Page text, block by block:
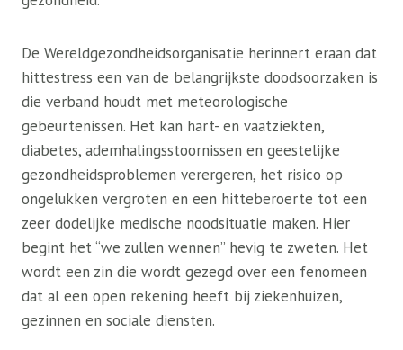
De Wereldgezondheidsorganisatie herinnert eraan dat
hittestress een van de belangrijkste doodsoorzaken is
die verband houdt met meteorologische
gebeurtenissen. Het kan hart- en vaatziekten,
diabetes, ademhalingsstoornissen en geestelijke
gezondheidsproblemen verergeren, het risico op
ongelukken vergroten en een hitteberoerte tot een
zeer dodelijke medische noodsituatie maken. Hier
begint het “we zullen wennen” hevig te zweten. Het
wordt een zin die wordt gezegd over een fenomeen
dat al een open rekening heeft bij ziekenhuizen,
gezinnen en sociale diensten.